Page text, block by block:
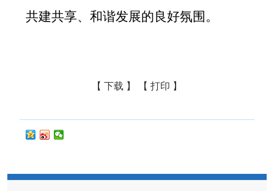
共建共享、和谐发展的良好氛围。
【 下载 】 【 打印 】